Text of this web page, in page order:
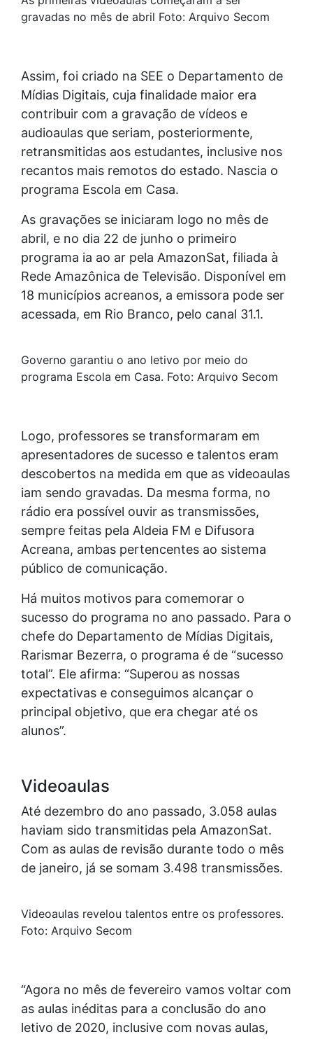
gravadas no mês de abril Foto: Arquivo Secom
Assim, foi criado na SEE o Departamento de
Mídias Digitais, cuja finalidade maior era
contribuir com a gravação de vídeos e
audioaulas que seriam, posteriormente,
retransmitidas aos estudantes, inclusive nos
recantos mais remotos do estado. Nascia o
programa Escola em Casa.
As gravações se iniciaram logo no mês de
abril, e no dia 22 de junho o primeiro
programa ia ao ar pela AmazonSat, filiada à
Rede Amazônica de Televisão. Disponível em
18 municípios acreanos, a emissora pode ser
acessada, em Rio Branco, pelo canal 31.1.
Governo garantiu o ano letivo por meio do
programa Escola em Casa. Foto: Arquivo Secom
Logo, professores se transformaram em
apresentadores de sucesso e talentos eram
descobertos na medida em que as videoaulas
iam sendo gravadas. Da mesma forma, no
rádio era possível ouvir as transmissões,
sempre feitas pela Aldeia FM e Difusora
Acreana, ambas pertencentes ao sistema
público de comunicação.
Há muitos motivos para comemorar o
sucesso do programa no ano passado. Para o
chefe do Departamento de Mídias Digitais,
Rarismar Bezerra, o programa é de “sucesso
total”. Ele afirma: “Superou as nossas
expectativas e conseguimos alcançar o
principal objetivo, que era chegar até os
alunos”.
Videoaulas
Até dezembro do ano passado, 3.058 aulas
haviam sido transmitidas pela AmazonSat.
Com as aulas de revisão durante todo o mês
de janeiro, já se somam 3.498 transmissões.
Videoaulas revelou talentos entre os professores.
Foto: Arquivo Secom
“Agora no mês de fevereiro vamos voltar com
as aulas inéditas para a conclusão do ano
letivo de 2020, inclusive com novas aulas,